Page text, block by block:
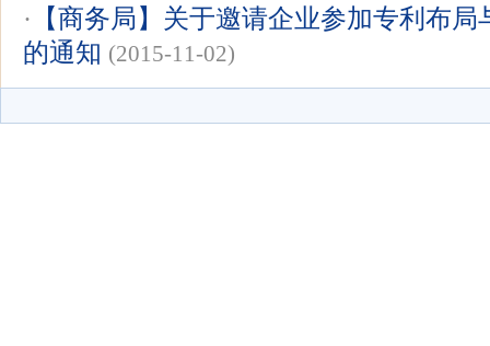
· 【商务局】关于邀请企业参加专利布
的通知 (2015-11-02)